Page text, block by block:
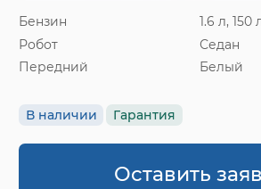
Бензин
1.6 л, 150
Робот
Седан
Передний
Белый
В наличии Гарантия
Оставить